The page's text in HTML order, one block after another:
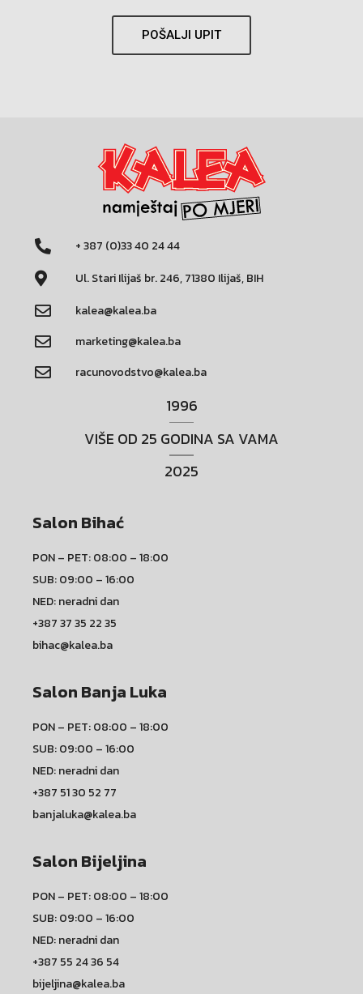
POŠALJI UPIT
+ 387 (0)33 40 24 44
Ul. Stari Ilijaš br. 246, 71380 Ilijaš, BIH
kalea@kalea.ba
marketing@kalea.ba
racunovodstvo@kalea.ba
1996
VIŠE OD 25 GODINA SA VAMA
2025
Salon Bihać
PON – PET: 08:00 – 18:00
SUB: 09:00 – 16:00
NED: neradni dan
+387 37 35 22 35
bihac@kalea.ba
Salon Banja Luka
PON – PET: 08:00 – 18:00
SUB: 09:00 – 16:00
NED: neradni dan
+387 51 30 52 77
banjaluka@kalea.ba
Salon Bijeljina
PON – PET: 08:00 – 18:00
SUB: 09:00 – 16:00
NED: neradni dan
+387 55 24 36 54
bijeljina@kalea.ba